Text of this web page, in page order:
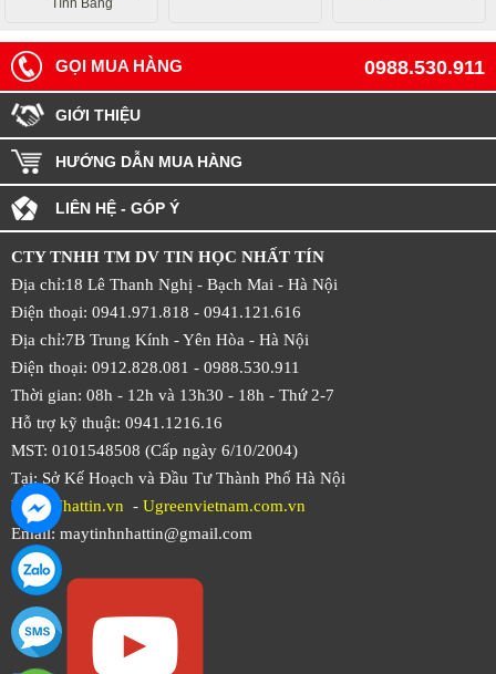
Tính Bảng
0988.530.911
GỌI MUA HÀNG
GIỚI THIỆU
HƯỚNG DẪN MUA HÀNG
LIÊN HỆ - GÓP Ý
CTY TNHH TM DV TIN HỌC NHẤT TÍN
Địa chỉ:18 Lê Thanh Nghị - Bạch Mai - Hà Nội
Điện thoại: 0941.971.818 - 0941.121.616
Địa chỉ:7B Trung Kính - Yên Hòa - Hà Nội
Điện thoại: 0912.828.081 - 0988.530.911
Thời gian: 08h - 12h và 13h30 - 18h - Thứ 2-7
Hỗ trợ kỹ thuật: 0941.1216.16
MST: 0101548508 (Cấp ngày 6/10/2004)
Tại: Sở Kế Hoạch và Đầu Tư Thành Phố Hà Nội
Web:Nhattin.vn - Ugreenvietnam.com.vn
Email: maytinhnhattin@gmail.com